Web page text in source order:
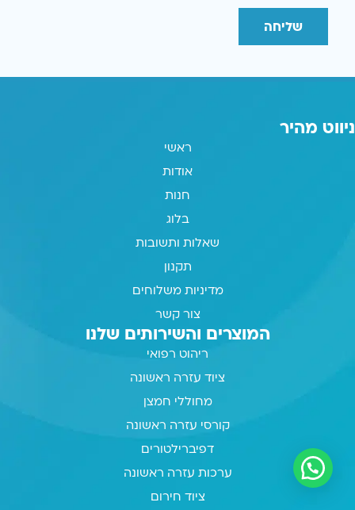
שליחה
ניווט מהיר
ראשי
אודות
חנות
בלוג
שאלות ותשובות
תקנון
מדיניות משלוחים
צור קשר
המוצרים והשירותים שלנו
ריהוט רפואי
ציוד עזרה ראשונה
מחוללי חמצן
קורסי עזרה ראשונה
דפיברילטורים
ערכות עזרה ראשונה
ציוד חירום